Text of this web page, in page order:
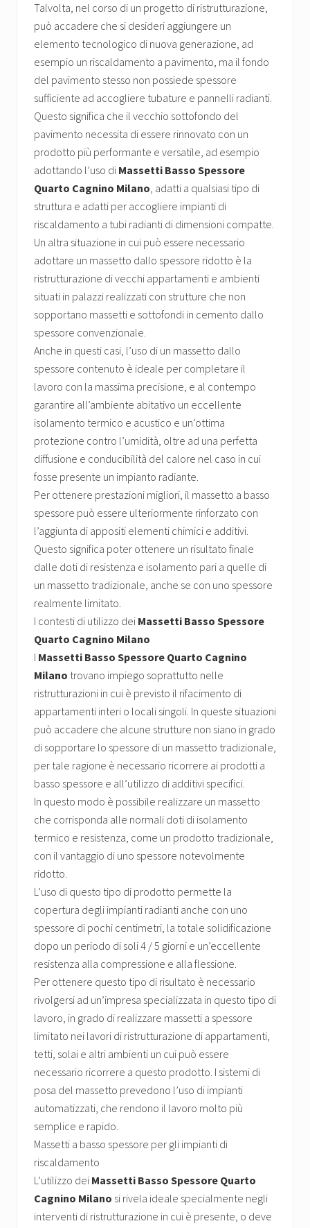
Talvolta, nel corso di un progetto di ristrutturazione,
può accadere che si desideri aggiungere un
elemento tecnologico di nuova generazione, ad
esempio un riscaldamento a pavimento, ma il fondo
del pavimento stesso non possiede spessore
sufficiente ad accogliere tubature e pannelli radianti.
Questo significa che il vecchio sottofondo del
pavimento necessita di essere rinnovato con un
prodotto più performante e versatile, ad esempio
adottando l’uso di Massetti Basso Spessore
Quarto Cagnino Milano, adatti a qualsiasi tipo di
struttura e adatti per accogliere impianti di
riscaldamento a tubi radianti di dimensioni compatte.
Un altra situazione in cui può essere necessario
adottare un massetto dallo spessore ridotto è la
ristrutturazione di vecchi appartamenti e ambienti
situati in palazzi realizzati con strutture che non
sopportano massetti e sottofondi in cemento dallo
spessore convenzionale.
Anche in questi casi, l’uso di un massetto dallo
spessore contenuto è ideale per completare il
lavoro con la massima precisione, e al contempo
garantire all’ambiente abitativo un eccellente
isolamento termico e acustico e un’ottima
protezione contro l’umidità, oltre ad una perfetta
diffusione e conducibilità del calore nel caso in cui
fosse presente un impianto radiante.
Per ottenere prestazioni migliori, il massetto a basso
spessore può essere ulteriormente rinforzato con
l’aggiunta di appositi elementi chimici e additivi.
Questo significa poter ottenere un risultato finale
dalle doti di resistenza e isolamento pari a quelle di
un massetto tradizionale, anche se con uno spessore
realmente limitato.
I contesti di utilizzo dei Massetti Basso Spessore
Quarto Cagnino Milano
I Massetti Basso Spessore Quarto Cagnino
Milano trovano impiego soprattutto nelle
ristrutturazioni in cui è previsto il rifacimento di
appartamenti interi o locali singoli. In queste situazioni
può accadere che alcune strutture non siano in grado
di sopportare lo spessore di un massetto tradizionale,
per tale ragione è necessario ricorrere ai prodotti a
basso spessore e all’utilizzo di additivi specifici.
In questo modo è possibile realizzare un massetto
che corrisponda alle normali doti di isolamento
termico e resistenza, come un prodotto tradizionale,
con il vantaggio di uno spessore notevolmente
ridotto.
L’uso di questo tipo di prodotto permette la
copertura degli impianti radianti anche con uno
spessore di pochi centimetri, la totale solidificazione
dopo un periodo di soli 4 / 5 giorni e un’eccellente
resistenza alla compressione e alla flessione.
Per ottenere questo tipo di risultato è necessario
rivolgersi ad un’impresa specializzata in questo tipo di
lavoro, in grado di realizzare massetti a spessore
limitato nei lavori di ristrutturazione di appartamenti,
tetti, solai e altri ambienti un cui può essere
necessario ricorrere a questo prodotto. I sistemi di
posa del massetto prevedono l’uso di impianti
automatizzati, che rendono il lavoro molto più
semplice e rapido.
Massetti a basso spessore per gli impianti di
riscaldamento
L’utilizzo dei Massetti Basso Spessore Quarto
Cagnino Milano si rivela ideale specialmente negli
interventi di ristrutturazione in cui è presente, o deve